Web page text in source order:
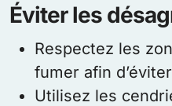
Éviter les
Respectez les
fumer afin
Utilisez les